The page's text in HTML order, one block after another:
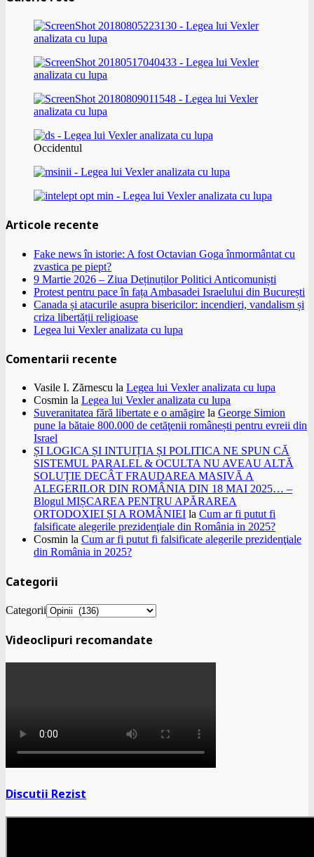
Occidentul
Articole recente
Fake news în istorie: A fost Octavian Goga înmormântat cu
zvastica pe piept?
9 Martie 2026 – Ziua Deținuților Politici Anticomuniști
Protest pentru pace în fața Ambasadei Israelului din București
Canada și atacurile asupra bisericilor: incendieri, vandalism și
criza libertății religioase
Legea lui Vexler analizata cu lupa
Comentarii recente
Vasile I. Zărnescu la Legea lui Vexler analizata cu lupa
Cosmin la Legea lui Vexler analizata cu lupa
Suveranitatea fără libertate e o amăgire la George Simion
pune la bătaie 800.000 de cetăţenii românești pentru evreii din
Israel
ȘI LOGICA ȘI INTUIȚIA ȘI POLITICA NE SPUN CĂ
SISTEMUL PARALEL & OCULTA NU AVEAU ALTĂ
SOLUȚIE DECÂT FRAUDAREA MASIVĂ A
ALEGERILOR DIN ROMÂNIA DIN 18 MAI 2025… –
Blogul MIȘCAREA PENTRU APĂRAREA
ORTODOXIEI ȘI A ROMÂNIEI la Cum ar fi putut fi
falsificate alegerile prezidenţiale din România in 2025?
Cosmin la Cum ar fi putut fi falsificate alegerile prezidenţiale
din România in 2025?
Categorii
Categorii
Videoclipuri recomandate
Discutii Rezist